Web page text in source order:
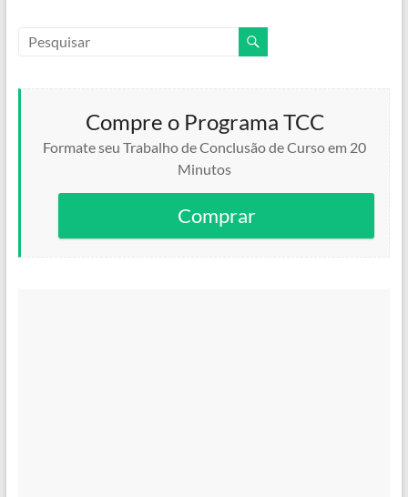
Compre o Programa TCC
Formate seu Trabalho de Conclusão de Curso em 20
Minutos
Comprar